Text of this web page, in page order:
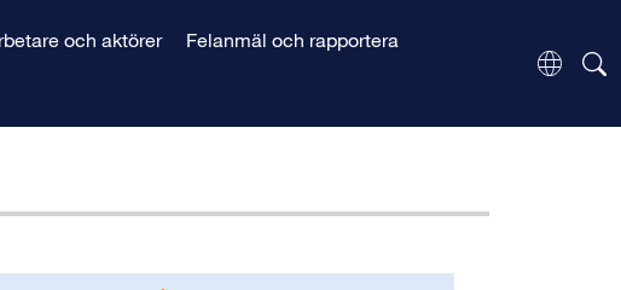
och aktörer
Felanmäl och rapportera
Change